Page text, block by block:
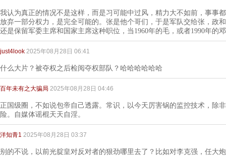
我认为真正的情况不是这样，而是习可能中过风，精力大不如前，事事
放弃一部分权力，是完全可能的。张是他个哥们，于是军队交给张，政
还是保留军委主席和国家主席这种职位，当1960年的毛，或者1990年的
just4look 2025年08月28日 06:41
什么大片？被夺权之后检阅夺权部队？哈哈哈哈哈哈
百年未有之大骗局 2025年08月28日 04:46
正国级圈，不如说包帝自己透露。常识，以今天厉害锅的监控技术，除
险。自媒体谣棍天天自淫。
洋知青1 2025年08月28日 03:37
别的不说，以前光腚皇对反对者的狠劲哪里去了？比如对李克强，任大